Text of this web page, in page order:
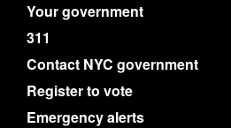
Your government
311
Contact NYC government
Register to vote
Emergency alerts